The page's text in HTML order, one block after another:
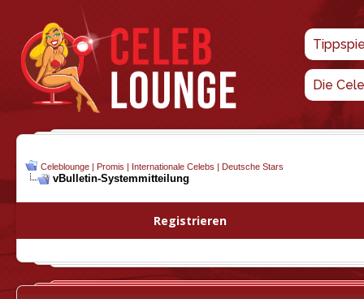
Die
Celeblounge | Promis | Internationale Celebs | Deutsche Stars
vBulletin-Systemmitteilung
Registrieren